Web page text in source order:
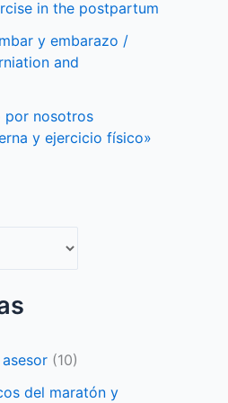
in the postpartum
y embarazo /
and
por nosotros
y ejercicio físico»
(10)
del maratón y